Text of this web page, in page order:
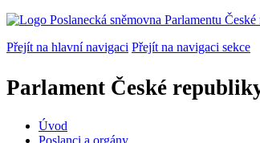
Přejít na hlavní navigaci Přejít na navigaci sekce
Parlament České
Úvod
Poslanci a orgány